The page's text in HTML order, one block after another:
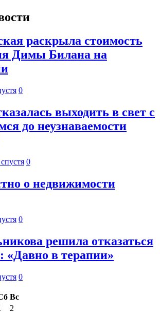
раскрыла стоимость
Димы Билана на
0
выходить в свет с
до неузнаваемости
0
о недвижимости
0
решила отказаться
«Давно в терапии»
0
Вс
2